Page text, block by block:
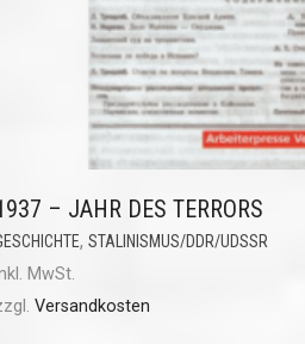
– JAHR DES TERRORS
, STALINISMUS/DDR/UDSSR
MwSt.
Versandkosten